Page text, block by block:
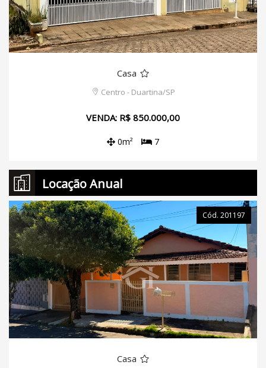
Casa
Centro - Duartina/SP
VENDA: R$ 850.000,00
0m² 7
Locação Anual
Cód. 201197
Casa